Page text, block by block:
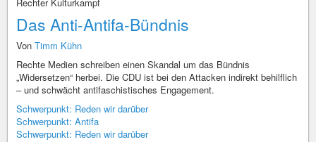
Das Anti-Antifa-Bündnis
Von Timm Kühn
Rechte Medien schreiben einen Skandal um das Bündnis
„Widersetzen“ herbei. Die CDU ist bei den Attacken indirekt behilflich
– und schwächt antifaschistisches Engagement.
Schwerpunkt: Reden wir darüber
Schwerpunkt: Antifa
Schwerpunkt: Reden wir darüber